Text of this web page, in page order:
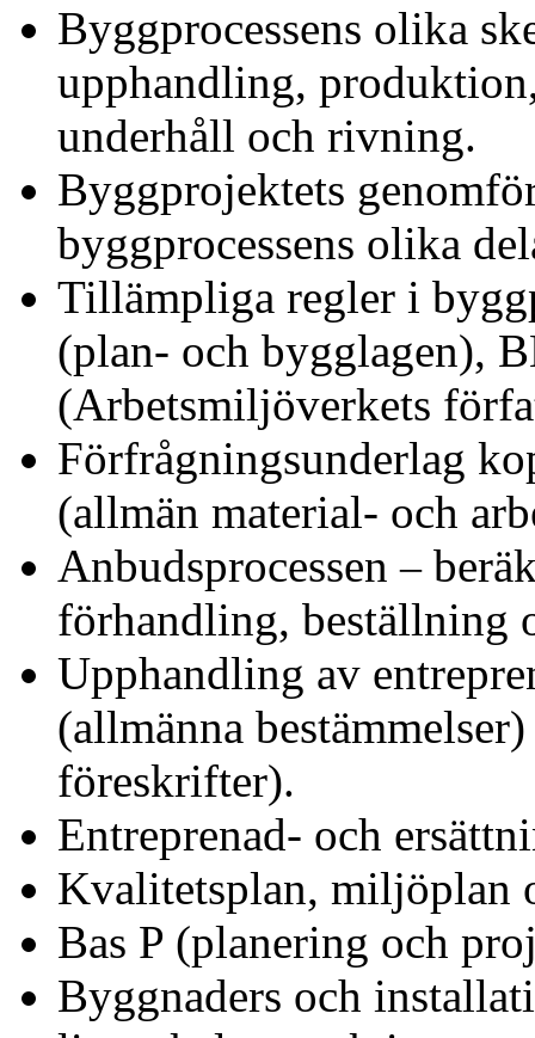
Byggprocessens olika
upphandling,
underhåll och rivning.
Byggprojektets
byggprocessens olika
Tillämpliga regler i
(plan- och bygglagen),
(Arbetsmiljöverkets
Förfrågningsunderlag
(allmän material- och
Anbudsprocessen–
förhandling, beställning
Upphandling av
(allmänna
föreskrifter).
Entreprenad- och
Kvalitetsplan, miljöplan
Bas P (planering och
Byggnaders och